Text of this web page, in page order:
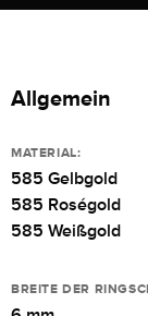
Allgemein
MATERIAL:
585 Gelbgold
585 Roségold
585 Weißgold
BREITE DER